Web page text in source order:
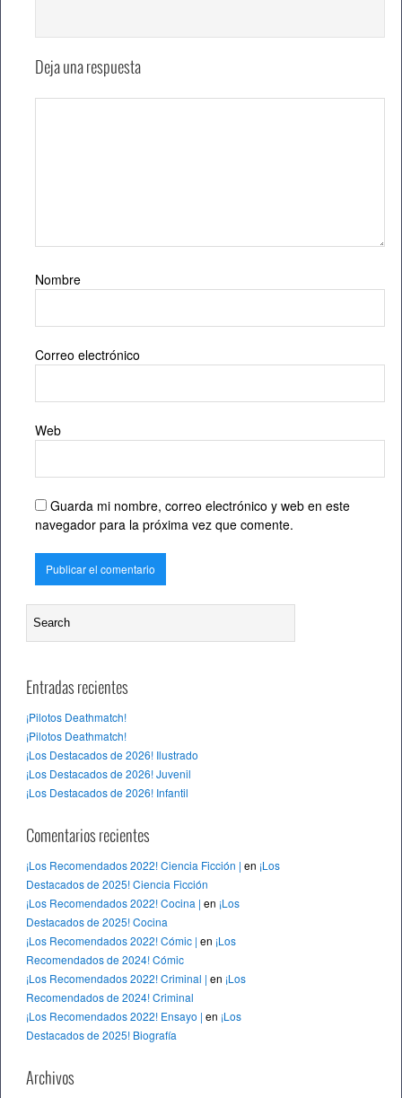
Deja una respuesta
Nombre
Correo electrónico
Web
Guarda mi nombre, correo electrónico y web en este
navegador para la próxima vez que comente.
Entradas recientes
¡Pilotos Deathmatch!
¡Pilotos Deathmatch!
¡Los Destacados de 2026! Ilustrado
¡Los Destacados de 2026! Juvenil
¡Los Destacados de 2026! Infantil
Comentarios recientes
¡Los Recomendados 2022! Ciencia Ficción | en ¡Los
Destacados de 2025! Ciencia Ficción
¡Los Recomendados 2022! Cocina | en ¡Los
Destacados de 2025! Cocina
¡Los Recomendados 2022! Cómic | en ¡Los
Recomendados de 2024! Cómic
¡Los Recomendados 2022! Criminal | en ¡Los
Recomendados de 2024! Criminal
¡Los Recomendados 2022! Ensayo | en ¡Los
Destacados de 2025! Biografía
Archivos